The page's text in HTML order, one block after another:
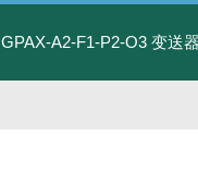
GPAX-A2-F1-P2-O3 变送